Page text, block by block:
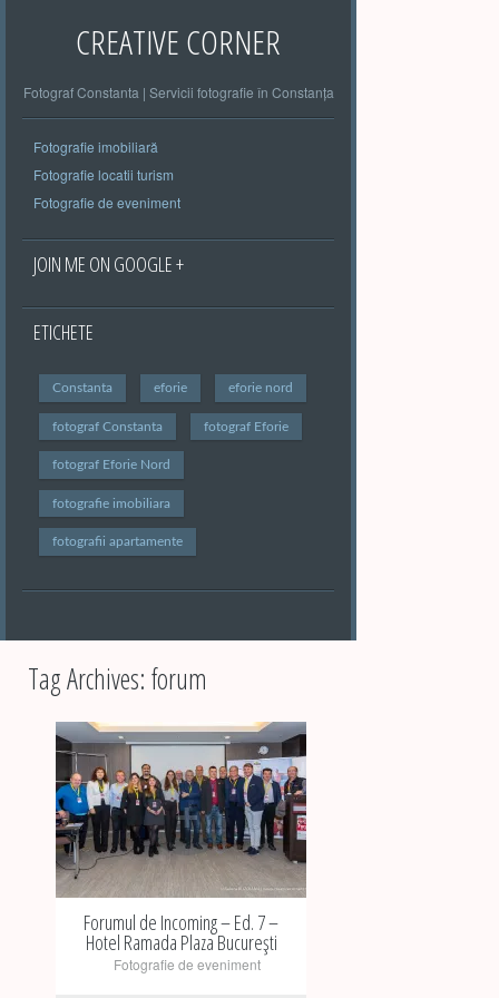
CREATIVE CORNER
Fotograf Constanta | Servicii fotografie în Constanța
Fotografie imobiliară
Fotografie locatii turism
Fotografie de eveniment
JOIN ME ON GOOGLE +
ETICHETE
Constanta eforie eforie nord
fotograf Constanta fotograf Eforie
fotograf Eforie Nord
fotografie imobiliara
fotografii apartamente
Tag Archives: forum
+
Forumul de Incoming – Ed. 7 –
Hotel Ramada Plaza București
Fotografie de eveniment